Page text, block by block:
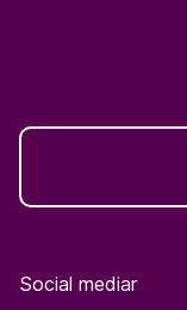
Social mediar